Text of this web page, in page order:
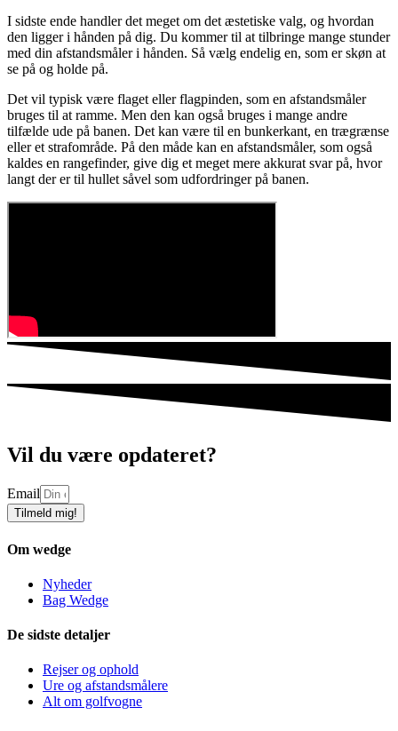
I sidste ende handler det meget om det æstetiske valg, og hvordan
den ligger i hånden på dig. Du kommer til at tilbringe mange stunder
med din afstandsmåler i hånden. Så vælg endelig en, som er skøn at
se på og holde på.
Det vil typisk være flaget eller flagpinden, som en afstandsmåler
bruges til at ramme. Men den kan også bruges i mange andre
tilfælde ude på banen. Det kan være til en bunkerkant, en trægrænse
eller et strafområde. På den måde kan en afstandsmåler, som også
kaldes en rangefinder, give dig et meget mere akkurat svar på, hvor
langt der er til hullet såvel som udfordringer på banen.
Vil du være opdateret?
Email
Tilmeld mig!
Om wedge
Nyheder
Bag Wedge
De sidste detaljer
Rejser og ophold
Ure og afstandsmålere
Alt om golfvogne